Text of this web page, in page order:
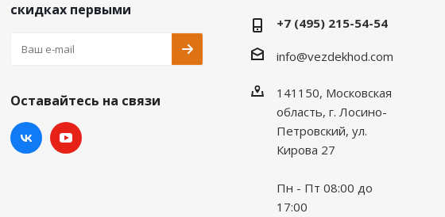
скидках первыми
Оставайтесь на связи
+7 (495) 215-54-54
info@vezdekhod.com
141150, Московская
область, г. Лосино-
Петровский, ул.
Кирова 27
Пн - Пт 08:00 до
17:00